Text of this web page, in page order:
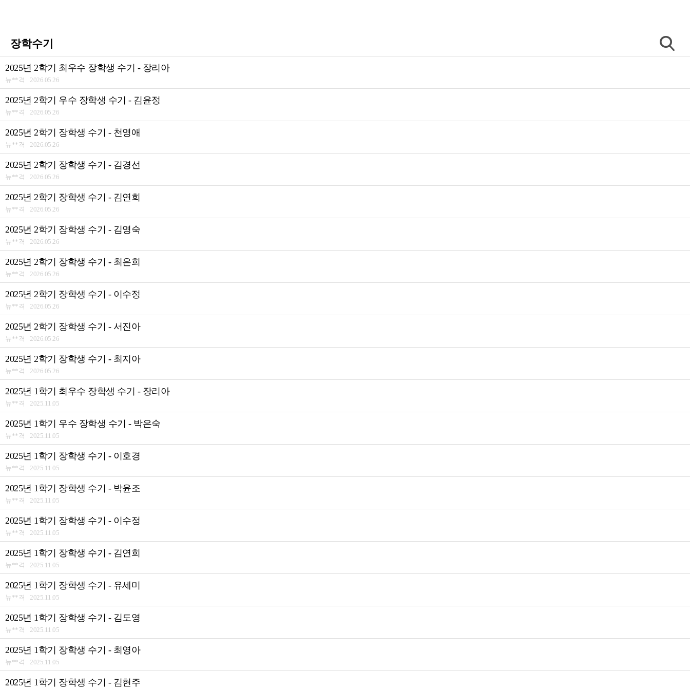
장학수기
2025년 2학기 최우수 장학생 수기 - 장리아
뉴**격 2026.05.26
2025년 2학기 우수 장학생 수기 - 김윤정
뉴**격 2026.05.26
2025년 2학기 장학생 수기 - 천영애
뉴**격 2026.05.26
2025년 2학기 장학생 수기 - 김경선
뉴**격 2026.05.26
2025년 2학기 장학생 수기 - 김연희
뉴**격 2026.05.26
2025년 2학기 장학생 수기 - 김영숙
뉴**격 2026.05.26
2025년 2학기 장학생 수기 - 최은희
뉴**격 2026.05.26
2025년 2학기 장학생 수기 - 이수정
뉴**격 2026.05.26
2025년 2학기 장학생 수기 - 서진아
뉴**격 2026.05.26
2025년 2학기 장학생 수기 - 최지아
뉴**격 2026.05.26
2025년 1학기 최우수 장학생 수기 - 장리아
뉴**격 2025.11.05
2025년 1학기 우수 장학생 수기 - 박은숙
뉴**격 2025.11.05
2025년 1학기 장학생 수기 - 이호경
뉴**격 2025.11.05
2025년 1학기 장학생 수기 - 박윤조
뉴**격 2025.11.05
2025년 1학기 장학생 수기 - 이수정
뉴**격 2025.11.05
2025년 1학기 장학생 수기 - 김연희
뉴**격 2025.11.05
2025년 1학기 장학생 수기 - 유세미
뉴**격 2025.11.05
2025년 1학기 장학생 수기 - 김도영
뉴**격 2025.11.05
2025년 1학기 장학생 수기 - 최영아
뉴**격 2025.11.05
2025년 1학기 장학생 수기 - 김현주